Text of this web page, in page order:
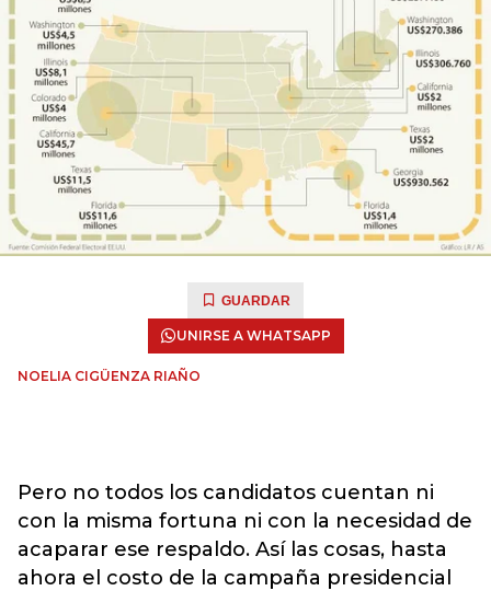
GUARDAR
UNIRSE A WHATSAPP
NOELIA CIGÜENZA RIAÑO
Pero no todos los candidatos cuentan ni
con la misma fortuna ni con la necesidad de
acaparar ese respaldo. Así las cosas, hasta
ahora el costo de la campaña presidencial